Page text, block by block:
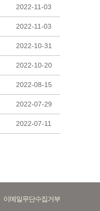
2022-11-03
2022-11-03
2022-10-31
2022-10-20
2022-08-15
2022-07-29
2022-07-11
이메일무단수집거부